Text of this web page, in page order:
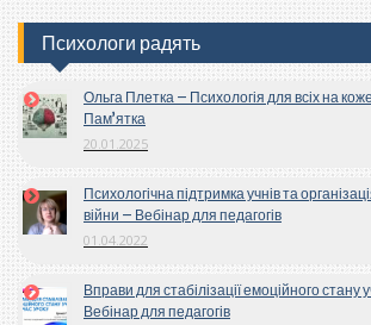
Психологи радять
Ольга Плетка – Психологія для всіх на
Пам’ятка
20.01.2025
Психологічна підтримка учнів та
війни – Вебінар для педагогів
01.04.2022
Вправи для стабілізації емоційного стану
Вебінар для педагогів